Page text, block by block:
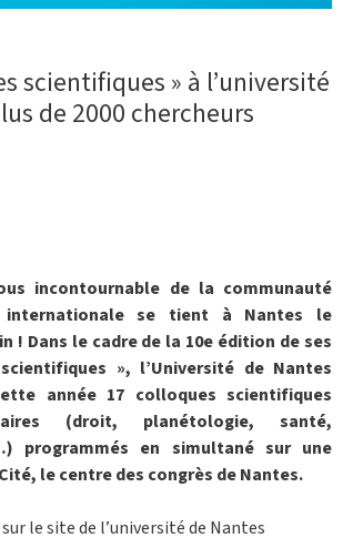
scientifiques » à l’université
de 2000 chercheurs
incontournable de la communauté
internationale se tient à Nantes le
! Dans le cadre de la 10e édition de ses
», l’Université de Nantes
année 17 colloques scientifiques
(droit, planétologie, santé,
programmés en simultané sur une
le centre des congrès de Nantes.
sur le site de l’université de Nantes